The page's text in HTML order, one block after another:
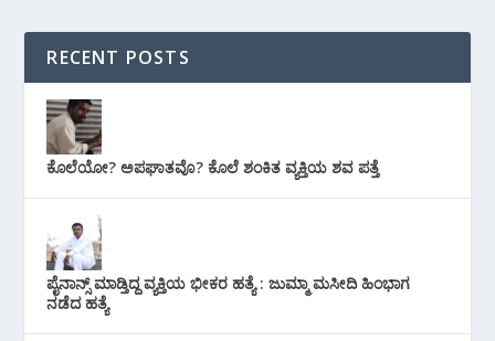
RECENT POSTS
ಕೊಲೆಯೋ? ಅಪಘಾತವೊ? ಕೊಲೆ ಶಂಕಿತ ವ್ಯಕ್ತಿಯ ಶವ ಪತ್ತೆ
ಪೈನಾನ್ಸ್ ಮಾಡ್ತಿದ್ದ ವ್ಯಕ್ತಿಯ ಭೀಕರ‌ ಹತ್ಯೆ : ಜುಮ್ಮಾ ಮಸೀದಿ ಹಿಂಭಾಗ
ನಡೆದ ಹತ್ಯೆ